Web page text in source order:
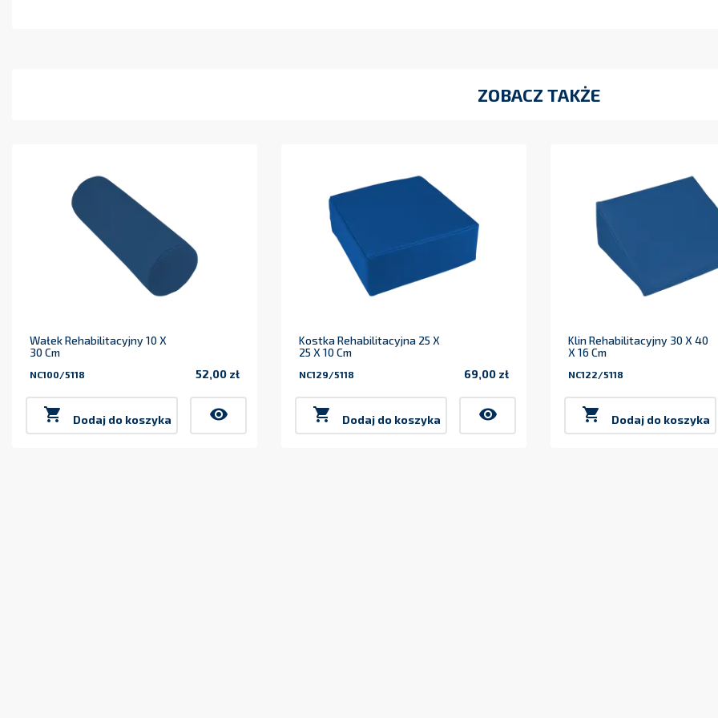
ZOBACZ TAKŻE
Wałek Rehabilitacyjny 10 X
30 Cm
NC100/5118 52,00 zł
 Dodaj do koszyka visibility
Kostka Rehabilitacyjna 25 X
25 X 10 Cm
NC129/5118 69,00 zł
 Dodaj do koszyka visibility
Klin Rehabilitacyjny 30 X 40
X 16 Cm
NC122/5118
 Dodaj do koszyka